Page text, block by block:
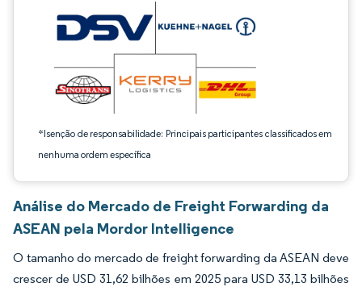
*Isenção de responsabilidade: Principais participantes classificados em
nenhuma ordem específica
Análise do Mercado de Freight Forwarding da
ASEAN pela Mordor Intelligence
O tamanho do mercado de freight forwarding da ASEAN deve
crescer de USD 31,62 bilhões em 2025 para USD 33,13 bilhões